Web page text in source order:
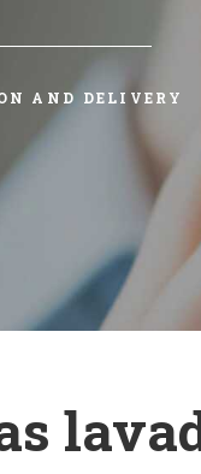
AND DELIVERY